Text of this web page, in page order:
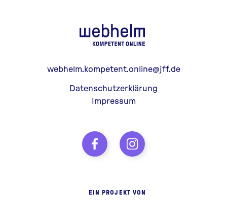
webhelm.kompetent.online@jff.de
Datenschutzerklärung
Impressum
EIN PROJEKT VON